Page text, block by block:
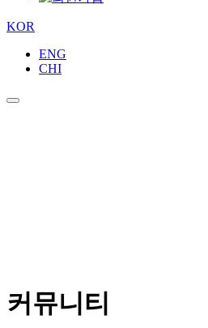
KOR
ENG
CHI
커뮤니티